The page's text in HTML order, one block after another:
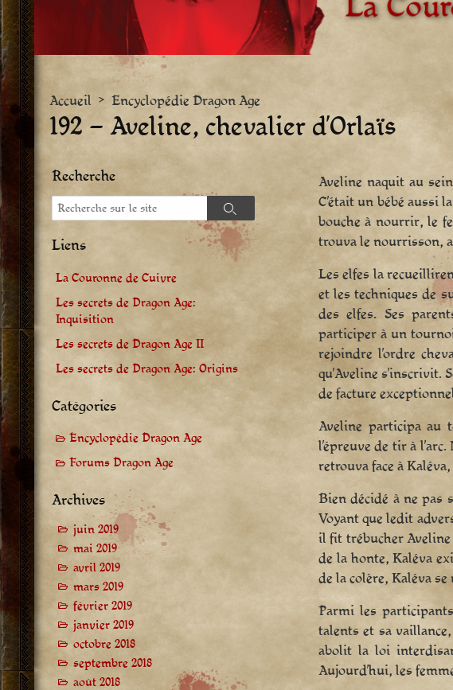
Accueil >Encyclopédie Dragon Age
192 – Aveline, chevalier d’Orlaïs
Aveline naquit au
C’était un bébé aussi
bouche à nourrir, le
trouva le nourrisson,
Les elfes la
et les techniques de
des elfes. Ses
participer à un
rejoindre l’ordre
qu’Aveline s’inscrivit.
de facture
Aveline participa au
l’épreuve de tir à
retrouva face à
Bien décidé à ne pas
Voyant que ledit
il fit trébucher Aveline
de la honte, Kaléva
de la colère, Kaléva
Parmi les
talents et sa
abolit la loi
Aujourd’hui, les
Recherche
Recherche
Recherche
Liens
La Couronne de Cuivre
Les secrets de Dragon Age:
Inquisition
Les secrets de Dragon Age II
Les secrets de Dragon Age: Origins
Catégories
Encyclopédie Dragon Age
Forums Dragon Age
Archives
juin 2019
mai 2019
avril 2019
mars 2019
février 2019
janvier 2019
octobre 2018
septembre 2018
août 2018